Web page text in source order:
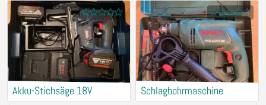
Akku-Stichsäge 18V Schlagbohrmaschine